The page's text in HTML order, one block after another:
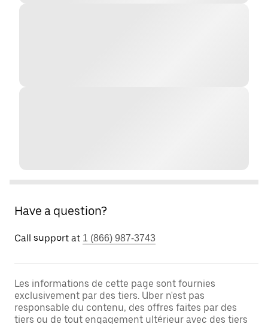
Have a question?
Call support at 1 (866) 987-3743
Les informations de cette page sont fournies
exclusivement par des tiers. Uber n'est pas
responsable du contenu, des offres faites par des
tiers ou de tout engagement ultérieur avec des tiers